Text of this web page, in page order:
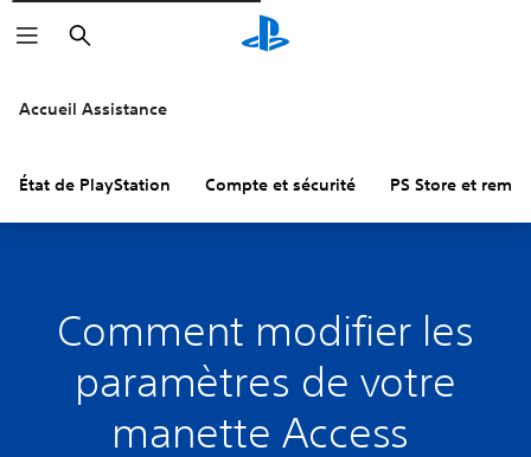
Rechercher
Accueil Assistance
État de PlayStation Compte et sécurité PS Store et
Comment modifier les
paramètres de votre
manette Access